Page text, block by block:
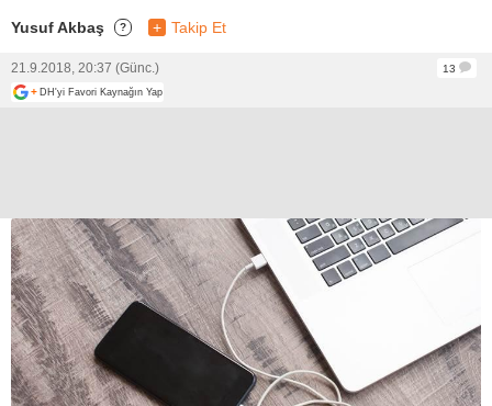
Yusuf Akbaş ? + Takip Et
21.9.2018, 20:37 (Günc.)
13
+ DH'yi Favori Kaynağın Yap